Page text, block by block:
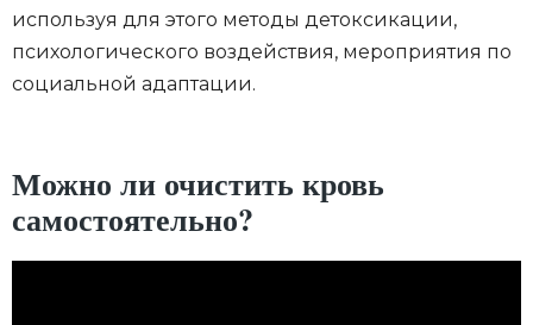
используя для этого методы детоксикации,
психологического воздействия, мероприятия по
социальной адаптации.
Можно ли очистить кровь
самостоятельно?